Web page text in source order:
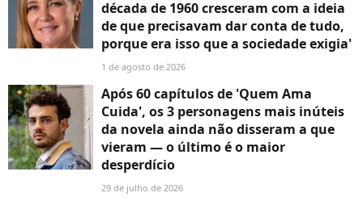
década de 1960 cresceram com a ideia
de que precisavam dar conta de tudo,
porque era isso que a sociedade exigia'
1 de agosto de 2026
Após 60 capítulos de 'Quem Ama
Cuida', os 3 personagens mais inúteis
da novela ainda não disseram a que
vieram — o último é o maior
desperdício
29 de julho de 2026